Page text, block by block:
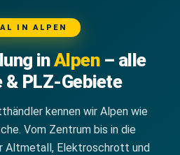
IN ALPEN
inAlpen– alle
PLZ-Gebiete
kennen wir Alpen wie
Vom Zentrum bis in die
Altmetall, Elektroschrott und